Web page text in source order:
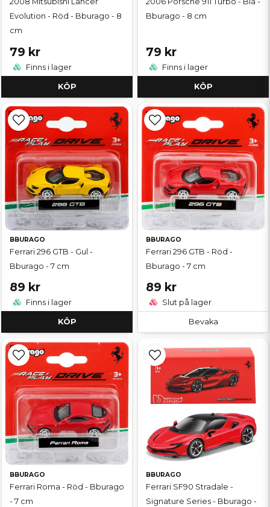
Evolution - Röd - Bburago - 8
cm
79 kr
Finns i lager
KÖP
Bburago - 8 cm
79 kr
Finns i lager
KÖP
BBURAGO
Ferrari 296 GTB - Gul -
Bburago - 7 cm
89 kr
Finns i lager
KÖP
BBURAGO
Ferrari 296 GTB - Röd -
Bburago - 7 cm
89 kr
Slut på lager
Bevaka
BBURAGO
Ferrari Roma - Röd - Bburago
- 7 cm
BBURAGO
Ferrari SF90 Stradale -
Signature Series - Bburago -